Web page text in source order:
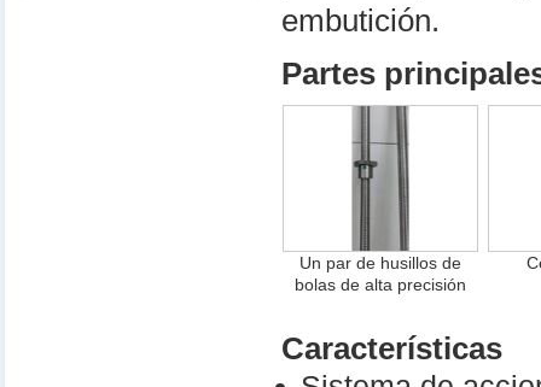
embutición.
Partes
Un par de husillos de
bolas de alta precisión
Características